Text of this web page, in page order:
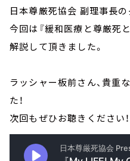
日本尊厳死協会 副理事長
今回は『緩和医療と尊厳死
解説して頂きました。
ラッシャー板前さん、貴重
た！
次回もぜひお聴きください！